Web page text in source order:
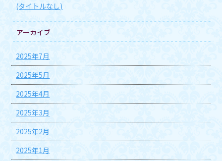
(タイトルなし)
アーカイブ
2025年7月
2025年5月
2025年4月
2025年3月
2025年2月
2025年1月